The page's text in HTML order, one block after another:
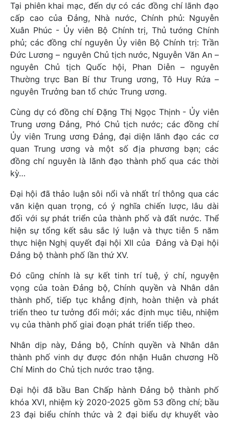
Tại phiên khai mạc, đến dự có các đồng chí lãnh đạo
cấp cao của Đảng, Nhà nước, Chính phủ: Nguyễn
Xuân Phúc - Ủy viên Bộ Chính trị, Thủ tướng Chính
phủ; các đồng chí nguyên Ủy viên Bộ Chính trị: Trần
Đức Lương – nguyên Chủ tịch nước, Nguyễn Văn An –
nguyên Chủ tịch Quốc hội, Phan Diễn – nguyên
Thường trực Ban Bí thư Trung ương, Tô Huy Rứa –
nguyên Trưởng ban tổ chức Trung ương.
Cùng dự có đồng chí Đặng Thị Ngọc Thịnh - Ủy viên
Trung ương Đảng, Phó Chủ tịch nước; các đồng chí
Ủy viên Trung ương Đảng, đại diện lãnh đạo các cơ
quan Trung ương và một số địa phương bạn; các
đồng chí nguyên là lãnh đạo thành phố qua các thời
kỳ…
Đại hội đã thảo luận sôi nổi và nhất trí thông qua các
văn kiện quan trọng, có ý nghĩa chiến lược, lâu dài
đối với sự phát triển của thành phố và đất nước. Thể
hiện sự tổng kết sâu sắc lý luận và thực tiễn 5 năm
thực hiện Nghị quyết đại hội XII của Đảng và Đại hội
Đảng bộ thành phố lần thứ XV.
Đó cũng chính là sự kết tinh trí tuệ, ý chí, nguyện
vọng của toàn Đảng bộ, Chính quyền và Nhân dân
thành phố, tiếp tục khẳng định, hoàn thiện và phát
triển theo tư tưởng đổi mới; xác định mục tiêu, nhiệm
vụ của thành phố giai đoạn phát triển tiếp theo.
Nhân dịp này, Đảng bộ, Chính quyền và Nhân dân
thành phố vinh dự được đón nhận Huân chương Hồ
Chí Minh do Chủ tịch nước trao tặng.
Đại hội đã bầu Ban Chấp hành Đảng bộ thành phố
khóa XVI, nhiệm kỳ 2020-2025 gồm 53 đồng chí; bầu
23 đại biểu chính thức và 2 đại biểu dự khuyết vào